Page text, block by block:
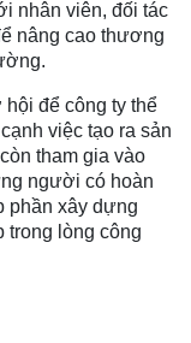
nhân viên, đối tác
nâng cao thương
để công ty thể
việc tạo ra sản
tham gia vào
người có hoàn
phần xây dựng
trong lòng công